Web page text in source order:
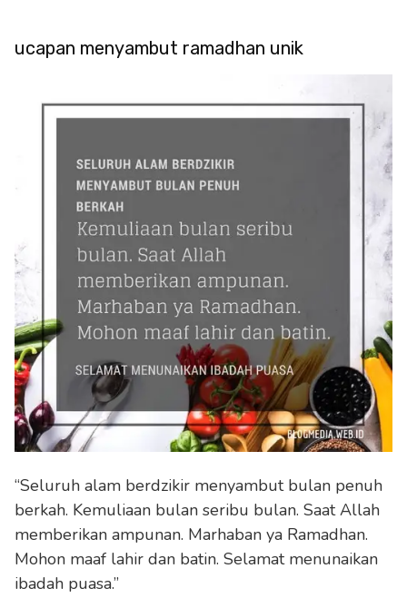
ucapan menyambut ramadhan unik
“Seluruh alam berdzikir menyambut bulan penuh
berkah. Kemuliaan bulan seribu bulan. Saat Allah
memberikan ampunan. Marhaban ya Ramadhan.
Mohon maaf lahir dan batin. Selamat menunaikan
ibadah puasa.”